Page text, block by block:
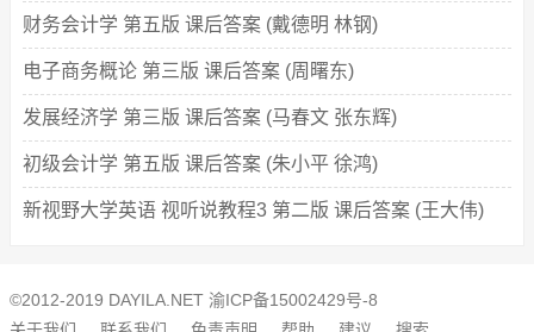
财务会计学 第五版 课后答案 (戴德明 林钢)
电子商务概论 第三版 课后答案 (周曙东)
发展经济学 第三版 课后答案 (马春文 张东辉)
初级会计学 第五版 课后答案 (朱小平 徐鸿)
新视野大学英语 视听说教程3 第二版 课后答案 (王大伟)
©2012-2019 DAYILA.NET 渝ICP备15002429号-8